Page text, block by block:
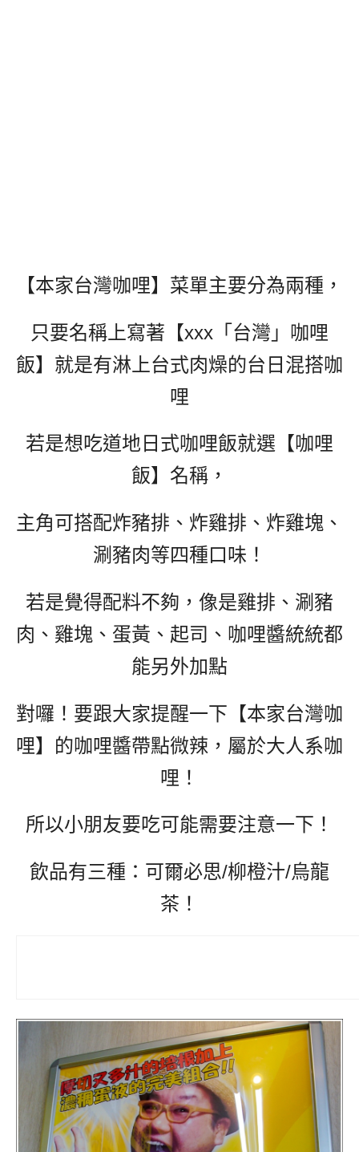
【本家台灣咖哩】菜單主要分為兩種，
只要名稱上寫著【xxx「台灣」咖哩
飯】就是有淋上台式肉燥的台日混搭咖
哩
若是想吃道地日式咖哩飯就選【咖哩
飯】名稱，
主角可搭配炸豬排、炸雞排、炸雞塊、
涮豬肉等四種口味！
若是覺得配料不夠，像是雞排、涮豬
肉、雞塊、蛋黃、起司、咖哩醬統統都
能另外加點
對囉！要跟大家提醒一下【本家台灣咖
哩】的咖哩醬帶點微辣，屬於大人系咖
哩！
所以小朋友要吃可能需要注意一下！
飲品有三種：可爾必思/柳橙汁/烏龍
茶！